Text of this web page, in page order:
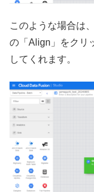
このような場合は
の「Align」をクリ
してくれます。